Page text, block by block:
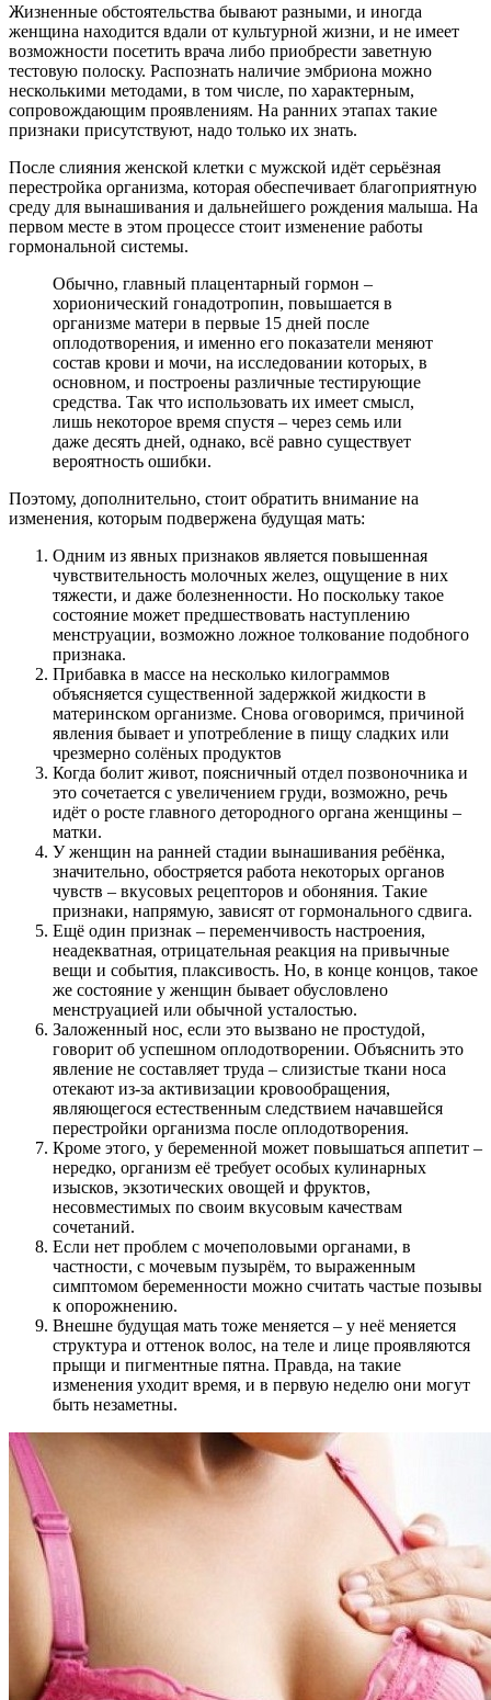
Жизненные обстоятельства бывают разными, и иногда
женщина находится вдали от культурной жизни, и не имеет
возможности посетить врача либо приобрести заветную
тестовую полоску. Распознать наличие эмбриона можно
несколькими методами, в том числе, по характерным,
сопровождающим проявлениям. На ранних этапах такие
признаки присутствуют, надо только их знать.
После слияния женской клетки с мужской идёт серьёзная
перестройка организма, которая обеспечивает благоприятную
среду для вынашивания и дальнейшего рождения малыша. На
первом месте в этом процессе стоит изменение работы
гормональной системы.
Обычно, главный плацентарный гормон –
хорионический гонадотропин, повышается в
организме матери в первые 15 дней после
оплодотворения, и именно его показатели меняют
состав крови и мочи, на исследовании которых, в
основном, и построены различные тестирующие
средства. Так что использовать их имеет смысл,
лишь некоторое время спустя – через семь или
даже десять дней, однако, всё равно существует
вероятность ошибки.
Поэтому, дополнительно, стоит обратить внимание на
изменения, которым подвержена будущая мать:
Одним из явных признаков является повышенная
чувствительность молочных желез, ощущение в них
тяжести, и даже болезненности. Но поскольку такое
состояние может предшествовать наступлению
менструации, возможно ложное толкование подобного
признака.
Прибавка в массе на несколько килограммов
объясняется существенной задержкой жидкости в
материнском организме. Снова оговоримся, причиной
явления бывает и употребление в пищу сладких или
чрезмерно солёных продуктов
Когда болит живот, поясничный отдел позвоночника и
это сочетается с увеличением груди, возможно, речь
идёт о росте главного детородного органа женщины –
матки.
У женщин на ранней стадии вынашивания ребёнка,
значительно, обостряется работа некоторых органов
чувств – вкусовых рецепторов и обоняния. Такие
признаки, напрямую, зависят от гормонального сдвига.
Ещё один признак – переменчивость настроения,
неадекватная, отрицательная реакция на привычные
вещи и события, плаксивость. Но, в конце концов, такое
же состояние у женщин бывает обусловлено
менструацией или обычной усталостью.
Заложенный нос, если это вызвано не простудой,
говорит об успешном оплодотворении. Объяснить это
явление не составляет труда – слизистые ткани носа
отекают из-за активизации кровообращения,
являющегося естественным следствием начавшейся
перестройки организма после оплодотворения.
Кроме этого, у беременной может повышаться аппетит –
нередко, организм её требует особых кулинарных
изысков, экзотических овощей и фруктов,
несовместимых по своим вкусовым качествам
сочетаний.
Если нет проблем с мочеполовыми органами, в
частности, с мочевым пузырём, то выраженным
симптомом беременности можно считать частые позывы
к опорожнению.
Внешне будущая мать тоже меняется – у неё меняется
структура и оттенок волос, на теле и лице проявляются
прыщи и пигментные пятна. Правда, на такие
изменения уходит время, и в первую неделю они могут
быть незаметны.